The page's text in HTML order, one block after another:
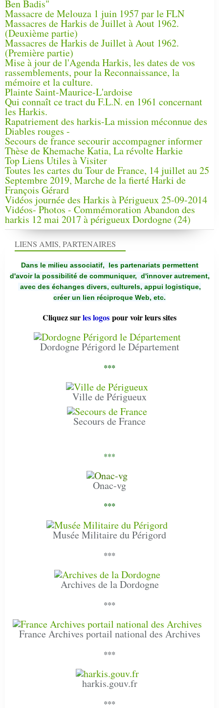
Ben Badis"
Massacre de Melouza 1 juin 1957 par le FLN
Massacres de Harkis de Juillet à Aout 1962.
(Deuxième partie)
Massacres de Harkis de Juillet à Aout 1962.
(Première partie)
Mise à jour de l'Agenda Harkis, les dates de vos
rassemblements, pour la Reconnaissance, la
mémoire et la culture.
Plainte Saint-Maurice-L'ardoise
Qui connaît ce tract du F.L.N. en 1961 concernant
les Harkis.
Rapatriement des harkis-La mission méconnue des
Diables rouges -
Secours de france secourir accompagner informer
Thèse de Khemache Katia, La révolte Harkie
Top Liens Utiles à Visiter
Toutes les cartes du Tour de France, 14 juillet au 25
Septembre 2019, Marche de la fierté Harki de
François Gérard
Vidéos journée des Harkis à Périgueux 25-09-2014
Vidéos- Photos - Commémoration Abandon des
harkis 12 mai 2017 à périgueux Dordogne (24)
LIENS AMIS, PARTENAIRES
Dans le milieu associatif, les partenariats permettent
d'avoir la possibilité de communiquer, d'innover autrement,
avec des échanges divers, culturels, appui logistique,
créer un lien réciproque Web, etc.
Cliquez surles logos pour voir leurs sites
Dordogne Périgord le Département
***
Ville de Périgueux
Secours de France
***
Onac-vg
***
Musée Militaire du Périgord
***
Archives de la Dordogne
***
France Archives portail national des Archives
***
harkis.gouv.fr
***